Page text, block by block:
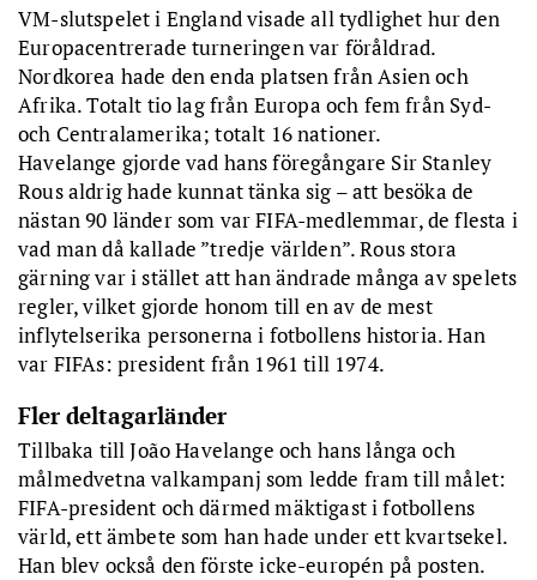
VM-slutspelet i England visade all tydlighet hur den
Europacentrerade turneringen var föråldrad.
Nordkorea hade den enda platsen från Asien och
Afrika. Totalt tio lag från Europa och fem från Syd-
och Centralamerika; totalt 16 nationer.
Havelange gjorde vad hans föregångare Sir Stanley
Rous aldrig hade kunnat tänka sig – att besöka de
nästan 90 länder som var FIFA-medlemmar, de flesta i
vad man då kallade ”tredje världen”. Rous stora
gärning var i stället att han ändrade många av spelets
regler, vilket gjorde honom till en av de mest
inflytelserika personerna i fotbollens historia. Han
var FIFAs: president från 1961 till 1974.
Fler deltagarländer
Tillbaka till João Havelange och hans långa och
målmedvetna valkampanj som ledde fram till målet:
FIFA-president och därmed mäktigast i fotbollens
värld, ett ämbete som han hade under ett kvartsekel.
Han blev också den förste icke-europén på posten.